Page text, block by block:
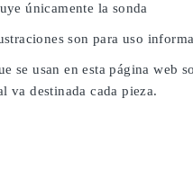
únicamente la sonda
son para uso
se usan en esta página web
va destinada cada pieza.